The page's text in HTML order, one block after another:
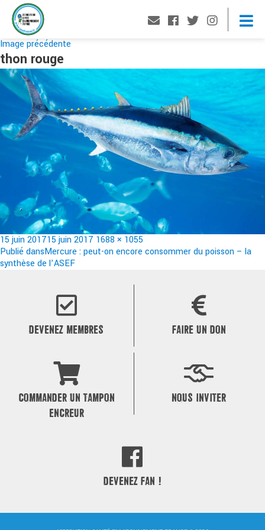
Image précédente
thon rouge
Publié
le
15 juin 201715 juin 2017 Taille
réelle
1688 × 1055
Navigation
de
Publié dansMercure : peut-on encore consommer du poisson – la
synthèse de l’ASEF
DEVENEZ MEMBRES FAIRE UN DON
COMMANDER UN TAMPON
ENCREUR
NOUS INVITER
DEVENEZ FAN !